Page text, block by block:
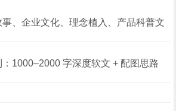
事、企业文化、理念植入、产品科普文
：1000–2000 字深度软文 + 配图思路